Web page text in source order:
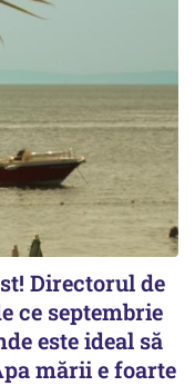
Directorul de
ce septembrie
este ideal să
mării e foarte